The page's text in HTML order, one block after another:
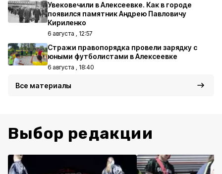
Увековечили в Алексеевке. Как в городе
появился памятник Андрею Павловичу
Кириленко
6 августа , 12:57
Стражи правопорядка провели зарядку с
юными футболистами в Алексеевке
6 августа , 18:40
Все материалы
Выбор редакции